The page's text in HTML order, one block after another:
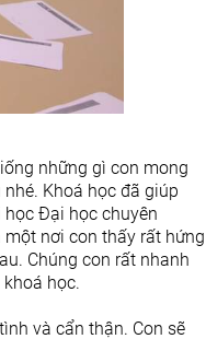
những gì con mong
Khoá học đã giúp
học Đại học chuyên
nơi con thấy rất hứng
Chúng con rất nhanh
học.
và cẩn thận. Con sẽ
công
cho bạn! Xin cảm ơn!